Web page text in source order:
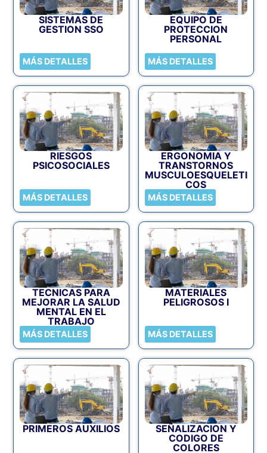
SISTEMAS DE
GESTION SSO
MÁS DETALLES
EQUIPO DE
PROTECCION
PERSONAL
MÁS DETALLES
RIESGOS
PSICOSOCIALES
MÁS DETALLES
ERGONOMIA Y
TRANSTORNOS
MUSCULOESQUELETI
COS
MÁS DETALLES
TECNICAS PARA
MEJORAR LA SALUD
MENTAL EN EL
TRABAJO
MÁS DETALLES
MATERIALES
PELIGROSOS I
MÁS DETALLES
PRIMEROS AUXILIOS
SEÑALIZACION Y
CODIGO DE
COLORES